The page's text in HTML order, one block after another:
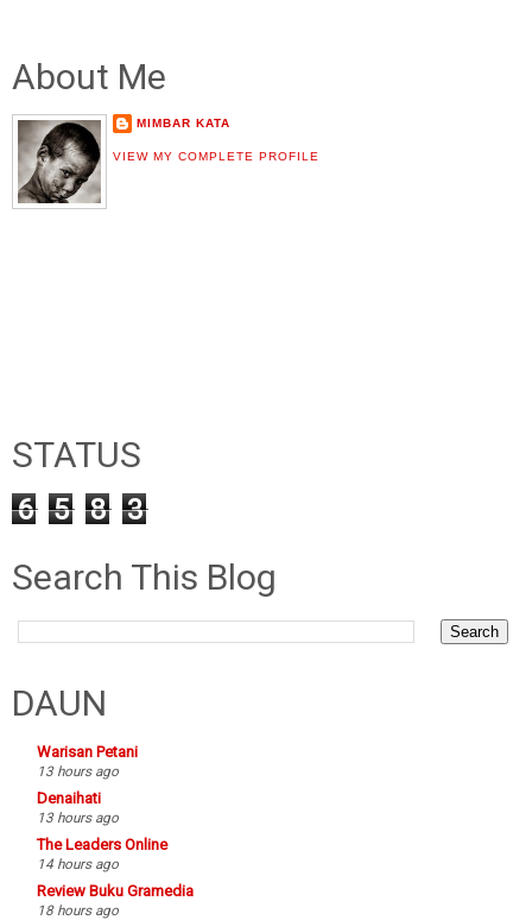
About Me
MIMBAR KATA
VIEW MY COMPLETE PROFILE
STATUS
6 5 8 3
Search This Blog
DAUN
Warisan Petani
13 hours ago
Denaihati
13 hours ago
The Leaders Online
14 hours ago
Review Buku Gramedia
18 hours ago